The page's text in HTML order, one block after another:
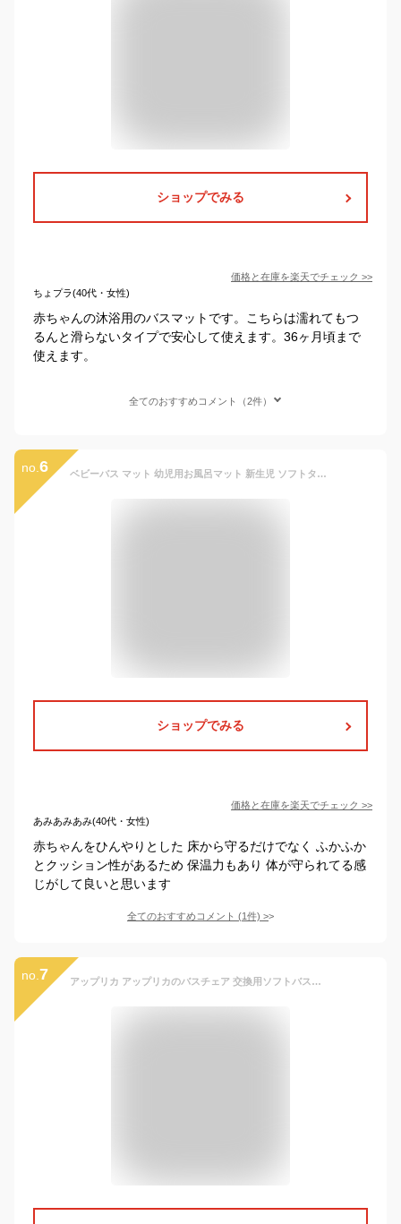
ショップでみる
価格と在庫を楽天でチェック >>
ちょプラ(40代・女性)
赤ちゃんの沐浴用のバスマットです。こちらは濡れてもつ
るんと滑らないタイプで安心して使えます。36ヶ月頃まで
使えます。
全てのおすすめコメント（2件）
no. 6 ベビーバス マット 幼児用お風呂マット 新生児 ソフトタブ 赤ちゃん 新生児 男の子 女の子 子供用風呂 家庭用 滑り止め設計 キッズ お風呂 ベビーバスネット お風呂サポート ベビー用浴槽 新生児 沐浴
ショップでみる
価格と在庫を楽天でチェック >>
あみあみあみ(40代・女性)
赤ちゃんをひんやりとした 床から守るだけでなく ふかふか
とクッション性があるため 保温力もあり 体が守られてる感
じがして良いと思います
全てのおすすめコメント (1件) >
no. 7 アップリカ アップリカのバスチェア 交換用ソフトバスマット 0か月~ 2109805